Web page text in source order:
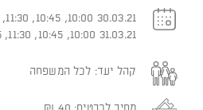
30.03.21 10:00, 10:45, 11:30, 12:15
31.03.21 10:00, 10:45, 11:30, 12:15
קהל יעד: לכל המשפחה